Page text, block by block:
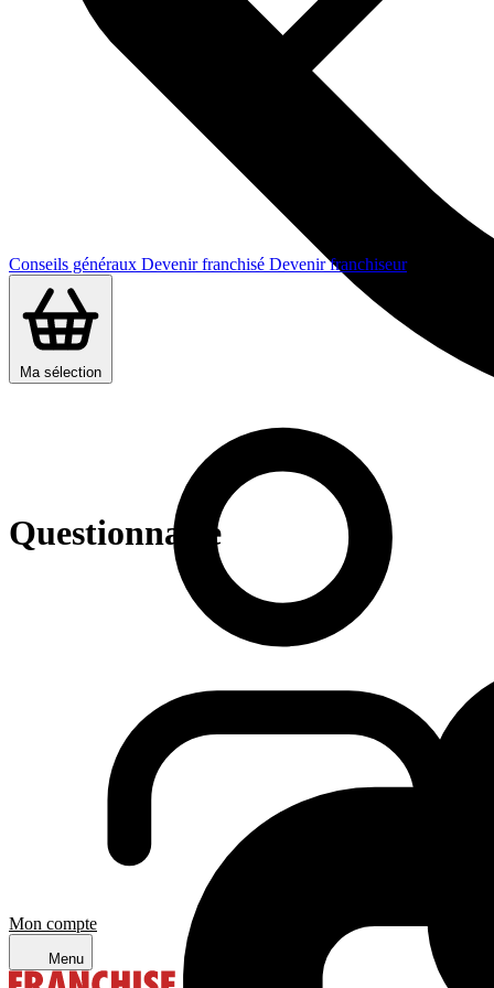
Conseils généraux Devenir franchisé Devenir franchiseur
Ma sélection
Mon compte
Menu
Questionnaire